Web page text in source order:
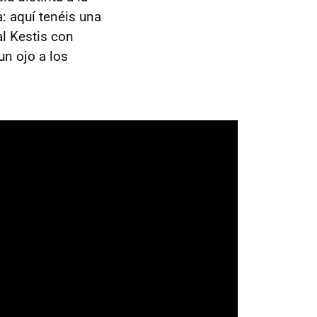
aquí tenéis una
Kestis con
ojo a los